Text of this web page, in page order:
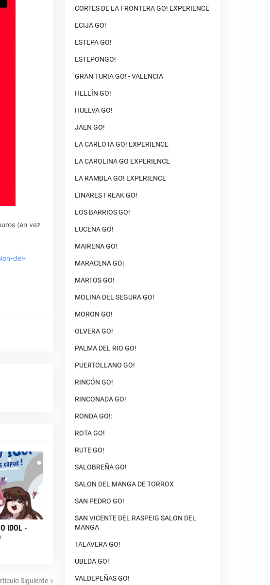
(en vez
del-
IDOL -
Siguiente
CORTES DE LA FRONTERA GO! EXPERIENCE
ECIJA GO!
ESTEPA GO!
ESTEPONGO!
GRAN TURIA GO! - VALENCIA
HELLÍN GO!
HUELVA GO!
JAEN GO!
LA CARLOTA GO! EXPERIENCE
LA CAROLINA GO EXPERIENCE
LA RAMBLA GO! EXPERIENCE
LINARES FREAK GO!
LOS BARRIOS GO!
LUCENA GO!
MAIRENA GO!
MARACENA GO|
MARTOS GO!
MOLINA DEL SEGURA GO!
MORON GO!
OLVERA GO!
PALMA DEL RIO GO!
PUERTOLLANO GO!
RINCÓN GO!
RINCONADA GO!
RONDA GO!:
ROTA GO!
RUTE GO!
SALOBREÑA GO!
SALON DEL MANGA DE TORROX
SAN PEDRO GO!
SAN VICENTE DEL RASPEIG SALON DEL
MANGA
TALAVERA GO!
UBEDA GO!
VALDEPEÑAS GO!